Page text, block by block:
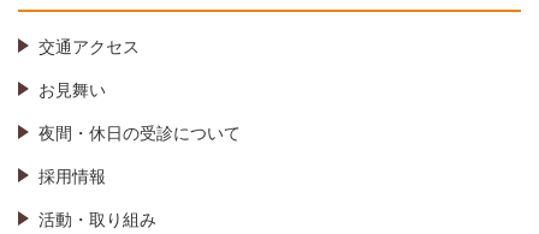
交通アクセス
お見舞い
夜間・休日の受診について
採用情報
活動・取り組み